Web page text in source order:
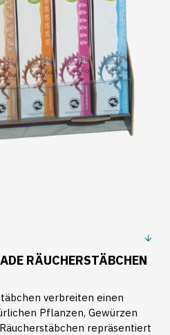
RÄUCHERSTÄBCHEN
verbreiten einen
Pflanzen, Gewürzen
repräsentiert